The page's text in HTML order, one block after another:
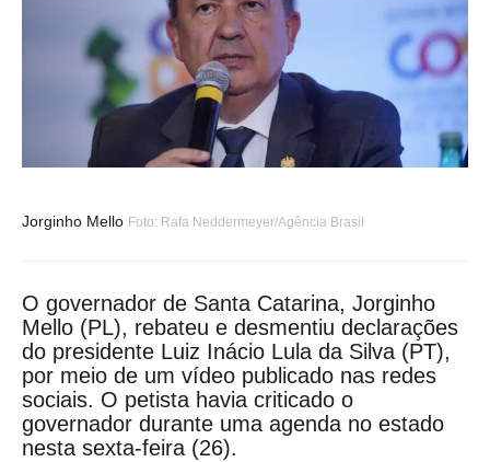
Jorginho Mello Foto: Rafa Neddermeyer/Agência Brasil
O governador de Santa Catarina, Jorginho
Mello (PL), rebateu e desmentiu declarações
do presidente Luiz Inácio Lula da Silva (PT),
por meio de um vídeo publicado nas redes
sociais. O petista havia criticado o
governador durante uma agenda no estado
nesta sexta-feira (26).